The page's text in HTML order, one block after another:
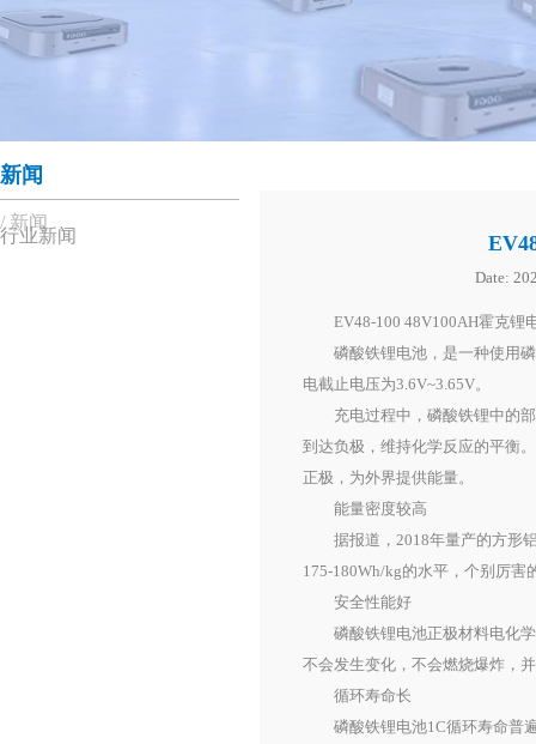
新闻
新闻
行业新闻
Date:
​EV48-100 48V100AH霍克锂
磷酸铁锂电池，是一种使用磷
电截止电压为3.6V~3.65V。
充电过程中，磷酸铁锂中的部
到达负极，维持化学反应的平衡
正极，为外界提供能量。
能量密度较高
据报道，2018年量产的方形铝
175-180Wh/kg的水平，个别厉
安全性能好
磷酸铁锂电池正极材料电化学
不会发生变化，不会燃烧爆炸，
循环寿命长
磷酸铁锂电池1C循环寿命普遍